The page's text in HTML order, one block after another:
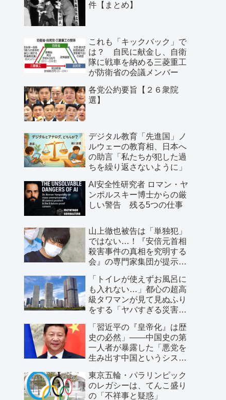
件【まとめ】
これも「キックバック」で
は？ 自民に献金し、自衛
隊に戦車を納める三菱重工
が防衛省の会議メンバー
各党公約要旨【２６衆院
選】
デジタル教育「先進国」ノ
ルウェーの教育相、日本へ
の助言「私たちが犯した過
ちを繰り返さないように」
AI安全性研究者 ロマン・ヤ
ンポルスキー博士からの厳
しい警告 残る5つの仕事
山上徹也被告は「単独犯」
ではない…！『安倍元首相
殺害事件の真相を究明する
会』の専門家集団が提示し
「トイレが使えずお風呂に
も入れない…」都心の超高
級タワマンが見て見ぬふり
をする「ヤバすぎる災害リ
「習近平の『皇帝化』は歴
史の必然」――中国史の第
一人者が暴露した「悪党を
生み出す中国というシステ
東京五輪・パラリンピック
のレガシーは、てんこ盛り
の「不祥事と疑惑」